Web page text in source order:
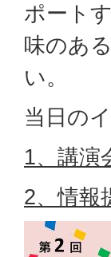
ポート
味のあ
い。
当日の
1、講演
2、情報